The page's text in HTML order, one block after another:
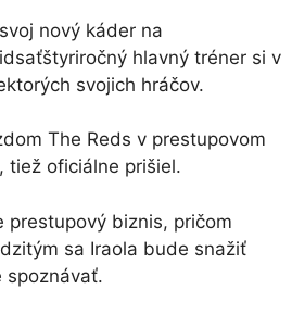
nový káder na
hlavný tréner si v
svojich hráčov.
The Reds v prestupovom
tiež oficiálne prišiel.
prestupový biznis, pričom
sa Iraola bude snažiť
spoznávať.